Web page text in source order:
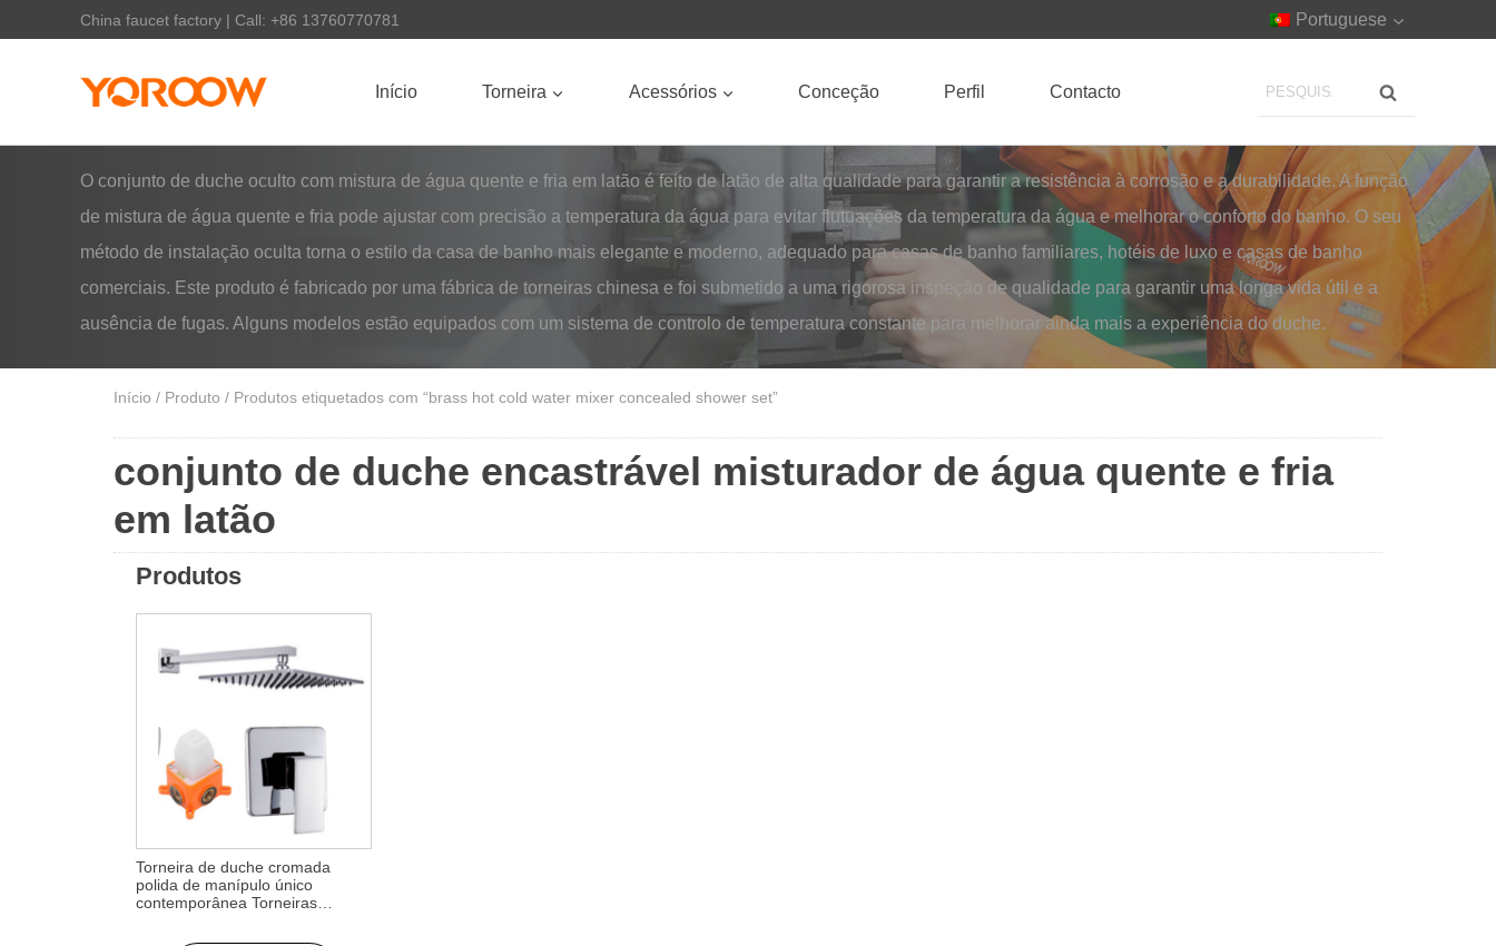
China faucet factory | Call: +86 13760770781 Portuguese
Início Torneira Acessórios Conceção Perfil Contacto
O conjunto de duche oculto com mistura de água quente e fria em latão é feito de latão de alta qualidade para garantir a resistência à corrosão e a durabilidade. A função
de mistura de água quente e fria pode ajustar com precisão a temperatura da água para evitar flutuações da temperatura da água e melhorar o conforto do banho. O seu
método de instalação oculta torna o estilo da casa de banho mais elegante e moderno, adequado para casas de banho familiares, hotéis de luxo e casas de banho
comerciais. Este produto é fabricado por uma fábrica de torneiras chinesa e foi submetido a uma rigorosa inspeção de qualidade para garantir uma longa vida útil e a
ausência de fugas. Alguns modelos estão equipados com um sistema de controlo de temperatura constante para melhorar ainda mais a experiência do duche.
Início / Produto / Produtos etiquetados com “brass hot cold water mixer concealed shower set”
conjunto de duche encastrável misturador de água quente e fria
em latão
Produtos
Torneira de duche cromada
polida de manípulo único
contemporânea Torneiras